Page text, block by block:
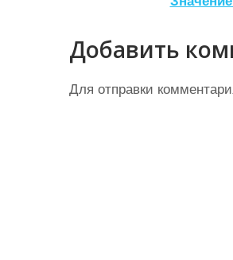
в
и
г
Добавить
Для отправки